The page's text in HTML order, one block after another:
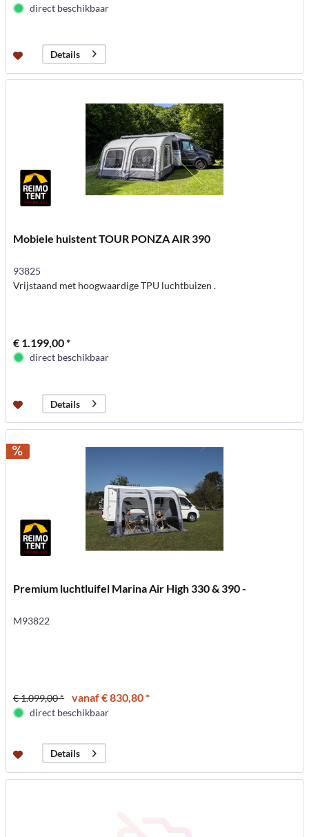
direct beschikbaar
Details
Mobiele huistent TOUR PONZA AIR 390
93825
Vrijstaand met hoogwaardige TPU luchtbuizen .
€ 1.199,00 *
direct beschikbaar
Details
Premium luchtluifel Marina Air High 330 & 390 -
M93822
€ 1.099,00 * vanaf € 830,80 *
direct beschikbaar
Details